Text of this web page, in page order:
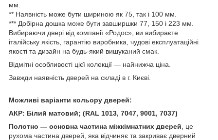
мм.
** Наявність може бути шириною як 75, так і 100 мм.
*** Добірна дошка може бути завширшки 77, 150 і 223 мм.
Вибираючи двері від компанії «Родос», ви вибираєте
італійську якість, гарантію виробника, чудові експлуатаційні
якості та дизайн на будь-який вишуканий смак.
Відмітні особливості цієї колекції — найнижча ціна.
Завжди наявність дверей на складі в г. Києві.
Можливі варіанти кольору дверей:
АКР: Білий матовий; (RAL 1013, 7047, 9001, 7037)
Полотно — основна частина міжкімнатних дверей , це
рухома частина дверей, яка відчиняє та закриває дверний